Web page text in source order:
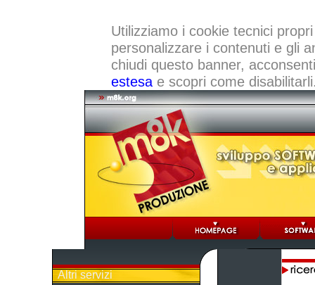
Utilizziamo i cookie tecnici
personalizzare i contenuti e gli
chiudi questo banner,
estesae scopri come
Altri servizi